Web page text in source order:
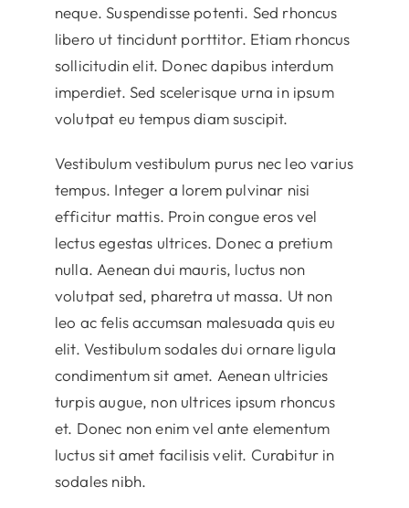
neque. Suspendisse potenti. Sed rhoncus
libero ut tincidunt porttitor. Etiam rhoncus
sollicitudin elit. Donec dapibus interdum
imperdiet. Sed scelerisque urna in ipsum
volutpat eu tempus diam suscipit.
Vestibulum vestibulum purus nec leo varius
tempus. Integer a lorem pulvinar nisi
efficitur mattis. Proin congue eros vel
lectus egestas ultrices. Donec a pretium
nulla. Aenean dui mauris, luctus non
volutpat sed, pharetra ut massa. Ut non
leo ac felis accumsan malesuada quis eu
elit. Vestibulum sodales dui ornare ligula
condimentum sit amet. Aenean ultricies
turpis augue, non ultrices ipsum rhoncus
et. Donec non enim vel ante elementum
luctus sit amet facilisis velit. Curabitur in
sodales nibh.